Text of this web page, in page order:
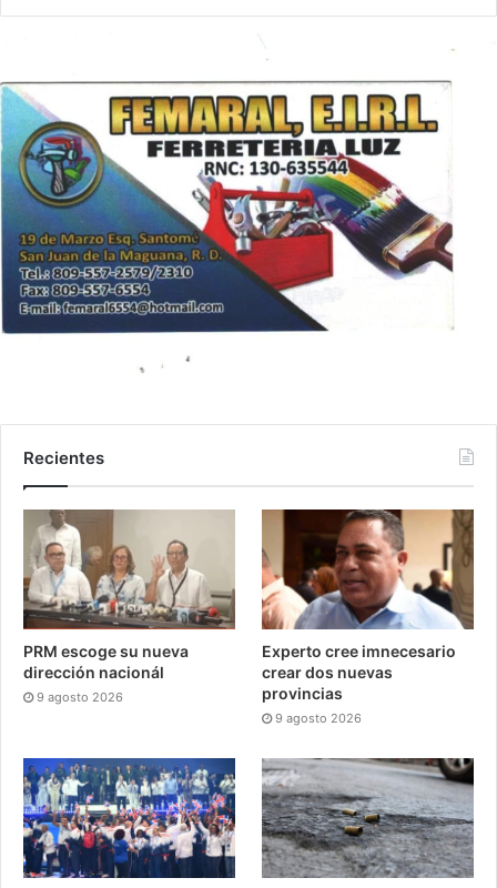
Recientes
PRM escoge su nueva
dirección nacionál
9 agosto 2026
Experto cree imnecesario
crear dos nuevas
provincias
9 agosto 2026